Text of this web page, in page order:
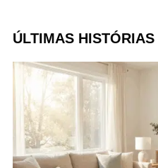
ÚLTIMAS HISTÓRIAS